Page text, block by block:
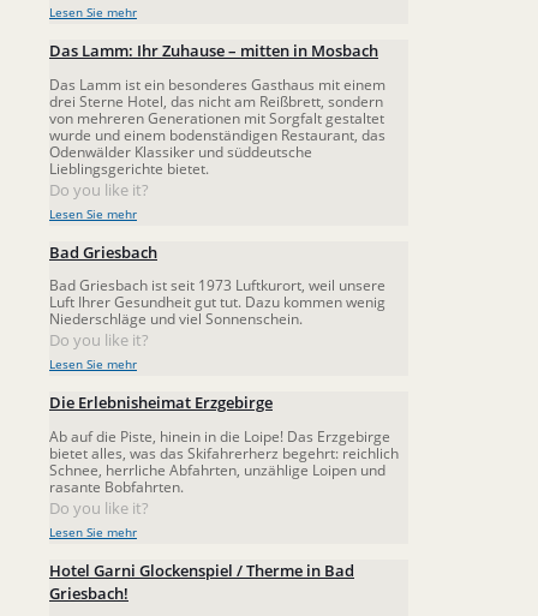
Lesen Sie mehr
Das Lamm: Ihr Zuhause – mitten in Mosbach
Das Lamm ist ein besonderes Gasthaus mit einem
drei Sterne Hotel, das nicht am Reißbrett, sondern
von mehreren Generationen mit Sorgfalt gestaltet
wurde und einem bodenständigen Restaurant, das
Odenwälder Klassiker und süddeutsche
Lieblingsgerichte bietet.
Do you like it?
Lesen Sie mehr
Bad Griesbach
Bad Griesbach ist seit 1973 Luftkurort, weil unsere
Luft Ihrer Gesundheit gut tut. Dazu kommen wenig
Niederschläge und viel Sonnenschein.
Do you like it?
Lesen Sie mehr
Die Erlebnisheimat Erzgebirge
Ab auf die Piste, hinein in die Loipe! Das Erzgebirge
bietet alles, was das Skifahrerherz begehrt: reichlich
Schnee, herrliche Abfahrten, unzählige Loipen und
rasante Bobfahrten.
Do you like it?
Lesen Sie mehr
Hotel Garni Glockenspiel / Therme in Bad
Griesbach!